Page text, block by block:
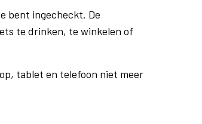
bent ingecheckt. De
te drinken, te winkelen of
tablet en telefoon niet meer